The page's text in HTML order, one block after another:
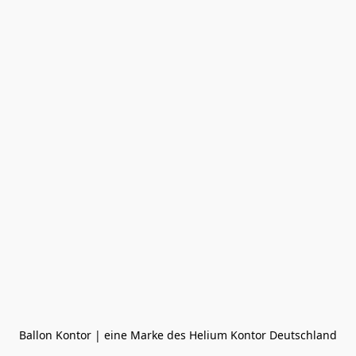
Ballon Kontor | eine Marke des Helium Kontor Deutschland